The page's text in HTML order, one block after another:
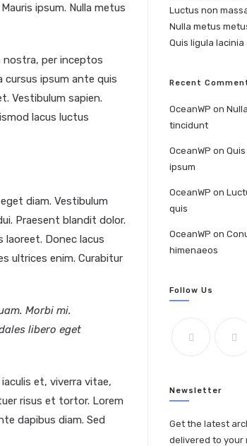
ipsum. Nulla metus
per inceptos
cursus ipsum ante quis
Vestibulum sapien.
lacus luctus
diam. Vestibulum
Praesent blandit dolor.
laoreet. Donec lacus
ultrices enim. Curabitur
Morbi mi.
libero eget
et, viverra vitae,
risus et tortor. Lorem
dapibus diam. Sed
Luctus non
Nulla metus
Quis ligula
Recent
OceanWP on
tincidunt
OceanWP on
ipsum
OceanWP on
quis
OceanWP on
himenaeos
Follow Us
Newsletter
Get the latest
delivered to your